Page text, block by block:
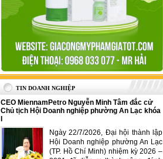
TIN DOANH NGHIỆP
CEO MiennamPetro Nguyễn Minh Tâm đắc cử
Chủ tịch Hội Doanh nghiệp phường An Lạc khóa
Ngày 22/7/2026, Đại hội thành lập
Hội Doanh nghiệp phường An Lạc
(TP. Hồ Chí Minh) nhiệm kỳ 2026 –